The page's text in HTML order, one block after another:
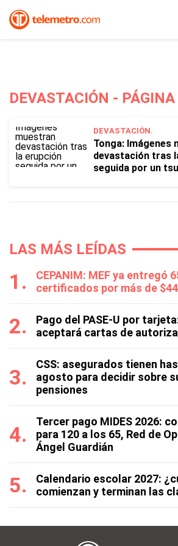
DEVASTACIÓN - PÁGINA
DEVASTACIÓN.
Tonga: Imágenes
devastación tras
seguida por un
LAS MÁS LEÍDAS
CEPANIM: MEF ya entregó
certificados por más de
Pago del PASE-U por
aceptará cartas de
CSS: asegurados tienen
agosto para decidir sobre
pensiones
Tercer pago MIDES 2026:
para 120 a los 65, Red de
Ángel Guardián
Calendario escolar 2027:
comienzan y terminan las